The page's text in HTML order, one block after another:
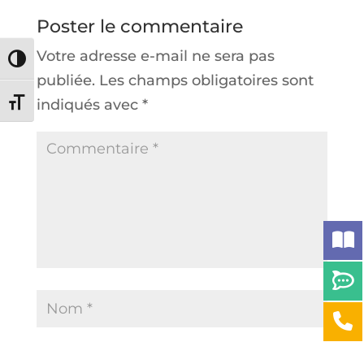
Passer en contraste élevé
Changer la taille de la police
Poster le commentaire
Votre adresse e-mail ne sera pas
publiée. Les champs obligatoires sont
indiqués avec *